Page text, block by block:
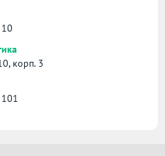
корп. 3
101